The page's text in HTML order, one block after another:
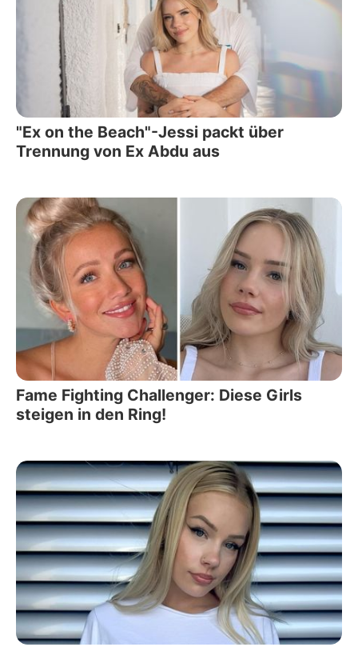
"Ex on the Beach"-Jessi packt über
Trennung von Ex Abdu aus
Fame Fighting Challenger: Diese Girls
steigen in den Ring!